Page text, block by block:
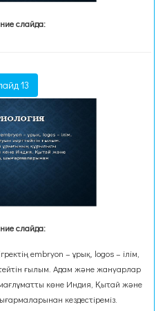
слайда:
13
слайда:
embryon – ұрық, logos – ілім,
ғылым. Адам және жануарлар
көне Индия, Қытай және
кездестіреміз.